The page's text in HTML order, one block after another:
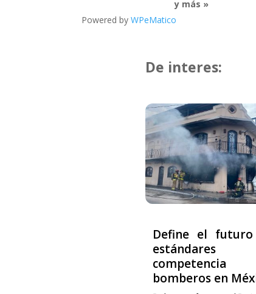
y más »
Powered byWPeMatico
De interes:
Define el
bomberos en